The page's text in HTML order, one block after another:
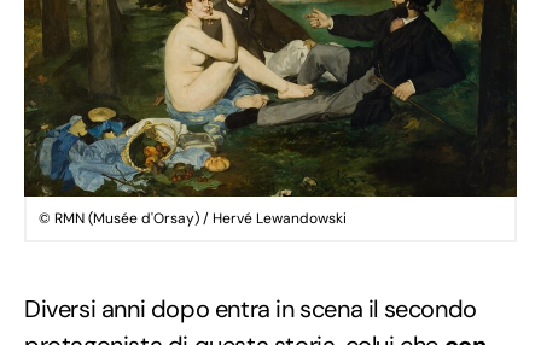
© RMN (Musée d'Orsay) / Hervé Lewandowski
Diversi anni dopo entra in scena il secondo